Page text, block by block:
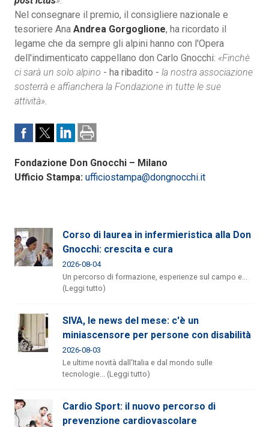
Nel consegnare il premio, il consigliere nazionale e
tesoriere Ana Andrea Gorgoglione, ha ricordato il
legame che da sempre gli alpini hanno con l'Opera
dell'indimenticato cappellano don Carlo Gnocchi: «Finchè
ci sarà un solo alpino - ha ribadito - la nostra associazione
sosterrà e affianchera la Fondazione in tutte le sue
attività»
Fondazione Don Gnocchi – Milano
Ufficio Stampa: ufficiostampa@dongnocchi.it
Corso di laurea in infermieristica alla Don
Gnocchi: crescita e cura
2026-08-04
Un percorso di formazione, esperienze sul campo e...
(Leggi tutto)
SIVA, le news del mese: c'è un
miniascensore per persone con disabilità
2026-08-03
Le ultime novità dall'Italia e dal mondo sulle
tecnologie... (Leggi tutto)
Cardio Sport: il nuovo percorso di
prevenzione cardiovascolare